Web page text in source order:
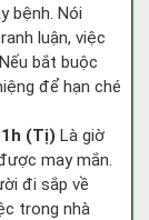
bệnh. Nói
luận, việc
bắt buộc
để hạn ché
(Tị) Là giờ
may mắn.
đi sắp về
trong nhà